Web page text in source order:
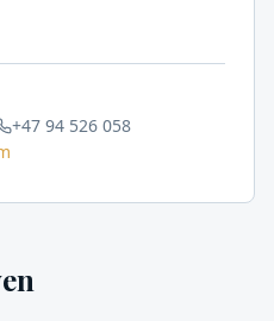
+47 94 526 058